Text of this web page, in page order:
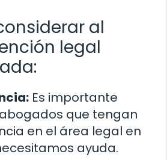
al
legal
Es importante
que tengan
en el área legal en
ayuda.